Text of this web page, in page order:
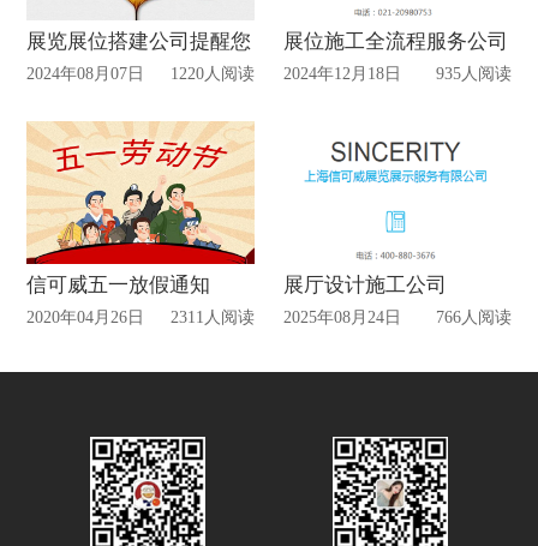
展览展位搭建公司提醒您
2024年08月07日 1220人阅读
展位施工全流程服务公司
2024年12月18日 935人阅读
信可威五一放假通知
2020年04月26日 2311人阅读
展厅设计施工公司
2025年08月24日 766人阅读